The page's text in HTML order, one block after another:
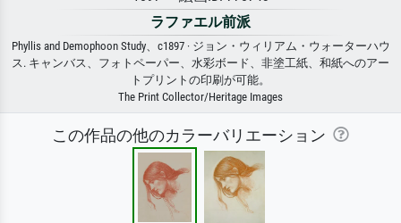
ラファエル前派
Phyllis and Demophoon Study、c1897 · ジョン・ウィリアム・ウォーターハウ
ス. キャンバス、フォトペーパー、水彩ボード、非塗工紙、和紙へのアー
トプリントの印刷が可能。
The Print Collector/Heritage Images
この作品の他のカラーバリエーション